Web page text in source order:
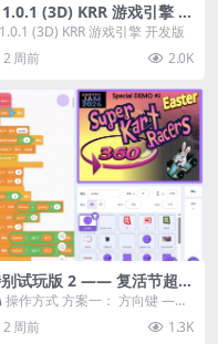
(3D) KRR 游戏引擎 开
(3D) KRR 游戏引擎 开发版
2 周前
2.0K
试玩版 2 —— 复活节超级
车赛
操作方式 方案一： 方向键 ——
Z —— 跳跃 / 漂移 方案二： ...
2 周前 1.3K